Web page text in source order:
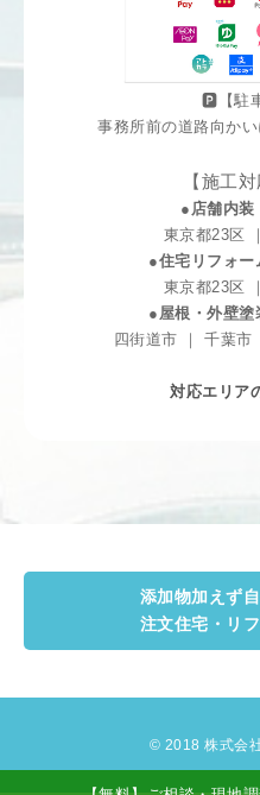
🅿️【駐
事務所前の道路向かい
【施工
●店舗内装
東京都23区
●住宅リフォー
東京都23区
●屋根・外壁塗
四街道市 ｜ 千葉市
対応エリア
添加物加えず
注文住宅・リ
© 2018 株式会